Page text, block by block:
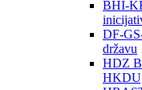
BHI-
DF-
državu
HDZ